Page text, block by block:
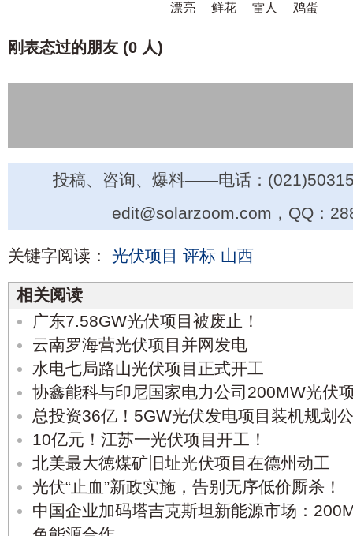
漂亮 鲜花 雷人 鸡蛋
刚表态过的朋友 (0 人)
投稿、咨询、爆料——电话：
edit@solarzoom.com，QQ：
关键字阅读： 光伏项目 评标 山西
相关阅读
广东7.58GW光伏项目被废止！
云南罗海营光伏项目并网发电
水电七局路山光伏项目正式开工
协鑫能科与印尼国家电力公司200MW光伏
总投资36亿！5GW光伏发电项目装机规划
10亿元！江苏一光伏项目开工！
北美最大徳煤矿旧址光伏项目在德州动工
光伏“止血”新政实施，告别无序低价厮杀！
中国企业加码塔吉克斯坦新能源市场：